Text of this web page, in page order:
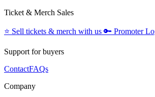
Ticket & Merch Sales
⭐️ Sell tickets & merch with us 🔑 Promoter
Support for buyers
ContactFAQs
Company